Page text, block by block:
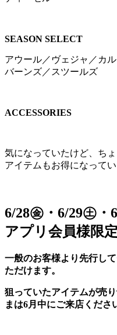
SEASON SELECT
アウール／ヴェジャ／カ
バーンズ／スツールズ
ACCESSORIES
気になっていたけど、ち
アイテムもお得になって
6/28㊎・6/29㊏・
アプリ会員様限
一般のお客様より先行し
ただけます。
狙っていたアイテムが売
まは6月中にご来店くださ